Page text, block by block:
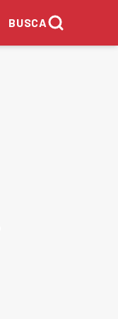
BUSCA